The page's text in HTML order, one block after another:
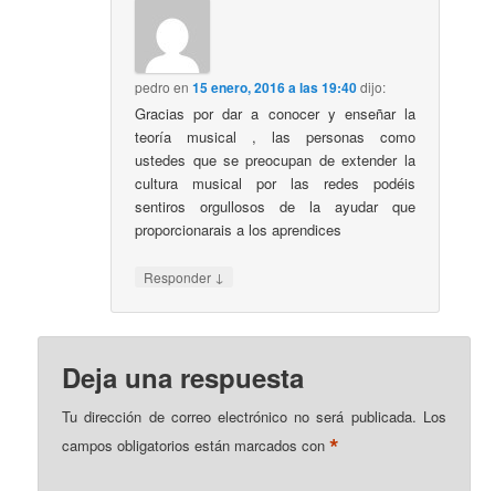
pedro en15 enero, 2016 a las 19:40dijo:
Gracias por dar a conocer y enseñar la
teoría musical , las personas como
ustedes que se preocupan de extender la
cultura musical por las redes podéis
sentiros orgullosos de la ayudar que
proporcionarais a los aprendices
Responder ↓
Deja una respuesta
Tu dirección de correo electrónico no será publicada. Los
campos obligatorios están marcados con*